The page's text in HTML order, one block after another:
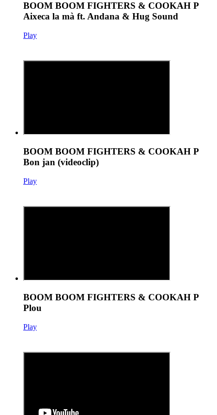
BOOM BOOM FIGHTERS & COOKAH P
Aixeca la mà ft. Andana & Hug Sound
Play
BOOM BOOM FIGHTERS & COOKAH P
Bon jan (videoclip)
Play
BOOM BOOM FIGHTERS & COOKAH P
Plou
Play